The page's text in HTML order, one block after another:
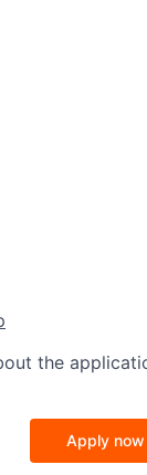
the
Apply now